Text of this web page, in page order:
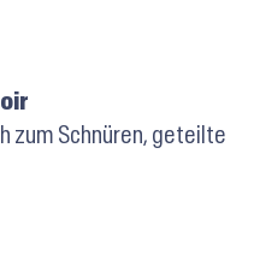
zum Schnüren, geteilte